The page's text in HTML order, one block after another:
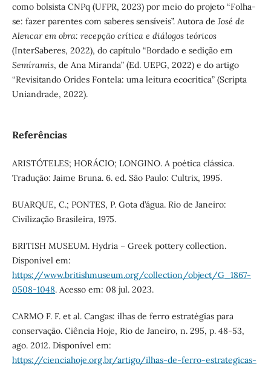
como bolsista CNPq (UFPR, 2023) por meio do projeto “Folha-
se: fazer parentes com saberes sensíveis”. Autora de José de
Alencar em obra: recepção crítica e diálogos teóricos
(InterSaberes, 2022), do capítulo “Bordado e sedição em
Semíramis, de Ana Miranda” (Ed. UEPG, 2022) e do artigo
“Revisitando Orides Fontela: uma leitura ecocrítica” (Scripta
Uniandrade, 2022).
Referências
ARISTÓTELES; HORÁCIO; LONGINO. A poética clássica.
Tradução: Jaime Bruna. 6. ed. São Paulo: Cultrix, 1995.
BUARQUE, C.; PONTES, P. Gota d’água. Rio de Janeiro:
Civilização Brasileira, 1975.
BRITISH MUSEUM. Hydria – Greek pottery collection.
Disponível em:
https://www.britishmuseum.org/collection/object/G_1867-
0508-1048. Acesso em: 08 jul. 2023.
CARMO F. F. et al. Cangas: ilhas de ferro estratégias para
conservação. Ciência Hoje, Rio de Janeiro, n. 295, p. 48-53,
ago. 2012. Disponível em:
https://cienciahoje.org.br/artigo/ilhas-de-ferro-estrategicas-